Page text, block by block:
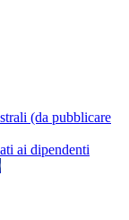
(da pubblicare
ai dipendenti